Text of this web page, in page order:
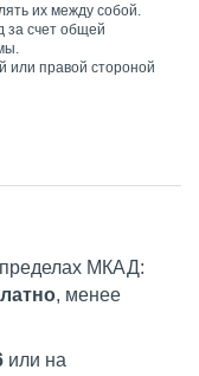
их между собой.
за счет общей
или правой стороной
МКАД:
, менее
или на